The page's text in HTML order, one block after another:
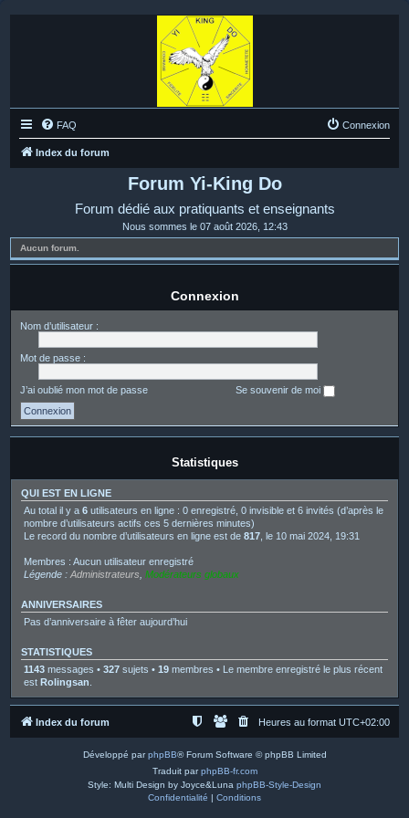
FAQ Connexion
Index du forum
Forum Yi-King Do
Forum dédié aux pratiquants et enseignants
Nous sommes le 07 août 2026, 12:43
Aucun forum.
Connexion
Nom d’utilisateur :
Mot de passe :
J’ai oublié mon mot de passe Se souvenir de moi
Statistiques
QUI EST EN LIGNE
Au total il y a 6 utilisateurs en ligne : 0 enregistré, 0 invisible et 6 invités (d’après le
nombre d’utilisateurs actifs ces 5 dernières minutes)
Le record du nombre d’utilisateurs en ligne est de 817 , le 10 mai 2024, 19:31
Membres : Aucun utilisateur enregistré
Légende : Administrateurs Modérateurs globaux
ANNIVERSAIRES
Pas d’anniversaire à fêter aujourd’hui
STATISTIQUES
1143 messages • 327 sujets • 19 membres • Le membre enregistré le plus récent
est Rolingsan
Index du forum Heures au format UTC+02:00
Développé parphpBB® Forum Software © phpBB Limited
Traduit parphpBB-fr.com
Style: Multi Design by Joyce&Luna phpBB-Style-Design
Confidentialité | Conditions